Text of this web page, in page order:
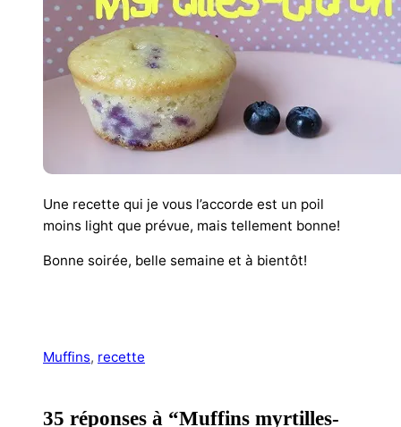
Une recette qui je vous l’accorde est un poil
moins light que prévue, mais tellement bonne!
Bonne soirée, belle semaine et à bientôt!
Muffins, recette
35 réponses à “Muffins myrtilles-